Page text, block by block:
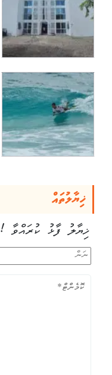
ޚިޔާލުތައް
ޚިޔާލު ފާޅު ކުރައްވާ !